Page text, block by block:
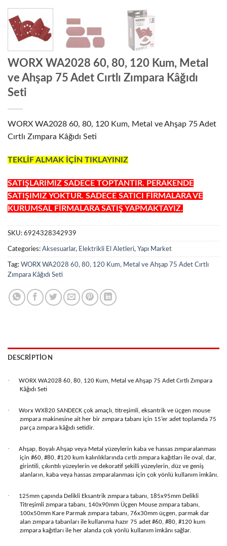
WORX WA2028 60, 80, 120 Kum, Metal
ve Ahşap 75 Adet Cırtlı Zımpara Kâğıdı
Seti
WORX WA2028 60, 80, 120 Kum, Metal ve Ahşap 75 Adet
Cırtlı Zımpara Kâğıdı Seti
TEKLİF ALMAK İÇİN TIKLAYINIZ
SATIŞLARIMIZ SADECE TOPTANTIR. PERAKENDE
SATIŞIMIZ YOKTUR. SADECE SATICI FİRMALARA VE
KURUMSAL FİRMALARA SATIŞ YAPMAKTAYIZ.
SKU: 6924328342939
Categories: Aksesuarlar, Elektrikli El Aletleri, Yapı Market
Tag: WORX WA2028 60, 80, 120 Kum, Metal ve Ahşap 75 Adet Cırtlı
Zımpara Kâğıdı Seti
DESCRIPTION
·
WORX WA2028 60, 80, 120 Kum, Metal ve Ahşap 75 Adet Cırtlı Zımpara
Kâğıdı Seti
·
Worx WX820 SANDECK çok amaçlı, titreşimli, eksantrik ve üçgen mouse
zımpara makinesine ait her bir zımpara tabanı için 15’er adet toplamda 75
parça zımpara kâğıdı setidir.
·
Ahşap, Boyalı Ahşap veya Metal yüzeylerin kaba ve hassas zımparalanması
için #60, #80, #120 kum kalınlıklarında cırtlı zımpara kağıtları ile oval, dar,
girintili, çıkıntılı yüzeylerin ve dekoratif şekilli yüzeylerin, düz ve geniş
alanların, kaba veya hassas zımparalanması için çok yönlü kullanım imkânı.
·
125mm çapında Delikli Eksantrik zımpara tabanı, 185x95mm Delikli
Titreşimli zımpara tabanı, 140x90mm Üçgen Mouse zımpara tabanı,
100x50mm Kare Parmak zımpara tabanı, 76x30mm üçgen, parmak dar
alan zımpara tabanları ile kullanıma hazır 75 adet #60, #80, #120 kum
zımpara kağıtları ile her alanda çok yönlü kullanım imkânı sağlar.